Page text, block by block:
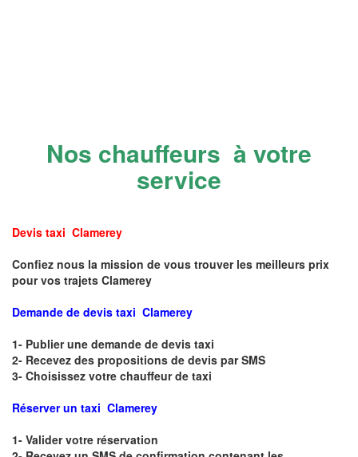
Nos chauffeurs à votre
service
Devis taxi Clamerey
Confiez nous la mission de vous trouver les meilleurs prix
pour vos trajets Clamerey
Demande de devis taxi Clamerey
1- Publier une demande de devis taxi
2- Recevez des propositions de devis par SMS
3- Choisissez votre chauffeur de taxi
Réserver un taxi Clamerey
1- Valider votre réservation